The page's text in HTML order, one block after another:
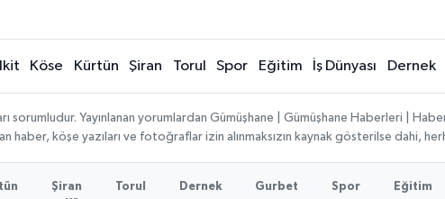
Köse Kürtün Şiran Torul Spor Eğitim İş Dünyası Dernek
sorumludur. Yayınlanan yorumlardan Gümüşhane | Gümüşhane Haberleri |
haber, köşe yazıları ve fotoğraflar izin alınmaksızın kaynak gösterilse dahi,
Şiran Torul Dernek Gurbet Spor
Eğitim